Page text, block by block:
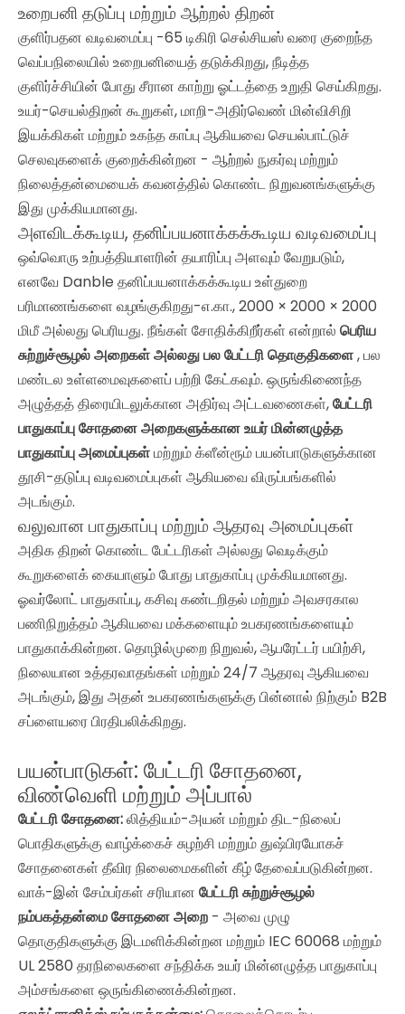
உறைபனி தடுப்பு மற்றும் ஆற்றல் திறன்
குளிர்பதன வடிவமைப்பு -65 டிகிரி செல்சியஸ் வரை குறைந்த
வெப்பநிலையில் உறைபனியைத் தடுக்கிறது, நீடித்த
குளிர்ச்சியின் போது சீரான காற்று ஓட்டத்தை உறுதி செய்கிறது.
உயர்-செயல்திறன் கூறுகள், மாறி-அதிர்வெண் மின்விசிறி
இயக்கிகள் மற்றும் உகந்த காப்பு ஆகியவை செயல்பாட்டுச்
செலவுகளைக் குறைக்கின்றன - ஆற்றல் நுகர்வு மற்றும்
நிலைத்தன்மையைக் கவனத்தில் கொண்ட நிறுவனங்களுக்கு
இது முக்கியமானது.
அளவிடக்கூடிய, தனிப்பயனாக்கக்கூடிய வடிவமைப்பு
ஒவ்வொரு உற்பத்தியாளரின் தயாரிப்பு அளவும் வேறுபடும்,
எனவே Danble தனிப்பயனாக்கக்கூடிய உள்துறை
பரிமாணங்களை வழங்குகிறது-எ.கா., 2000 × 2000 × 2000
மிமீ அல்லது பெரியது. நீங்கள் சோதிக்கிறீர்கள் என்றால் பெரிய
சுற்றுச்சூழல் அறைகள் அல்லது பல பேட்டரி தொகுதிகளை, பல
மண்டல உள்ளமைவுகளைப் பற்றி கேட்கவும். ஒருங்கிணைந்த
அழுத்தத் திரையிடலுக்கான அதிர்வு அட்டவணைகள்,பேட்டரி
பாதுகாப்பு சோதனை அறைகளுக்கான உயர் மின்னழுத்த
பாதுகாப்பு அமைப்புகள்மற்றும் க்ளீன்ரூம் பயன்பாடுகளுக்கான
தூசி-தடுப்பு வடிவமைப்புகள் ஆகியவை விருப்பங்களில்
அடங்கும்.
வலுவான பாதுகாப்பு மற்றும் ஆதரவு அமைப்புகள்
அதிக திறன் கொண்ட பேட்டரிகள் அல்லது வெடிக்கும்
கூறுகளைக் கையாளும் போது பாதுகாப்பு முக்கியமானது.
ஓவர்லோட் பாதுகாப்பு, கசிவு கண்டறிதல் மற்றும் அவசரகால
பணிநிறுத்தம் ஆகியவை மக்களையும் உபகரணங்களையும்
பாதுகாக்கின்றன. தொழில்முறை நிறுவல், ஆபரேட்டர் பயிற்சி,
நிலையான உத்தரவாதங்கள் மற்றும் 24/7 ஆதரவு ஆகியவை
அடங்கும், இது அதன் உபகரணங்களுக்கு பின்னால் நிற்கும் B2B
சப்ளையரை பிரதிபலிக்கிறது.
பயன்பாடுகள்: பேட்டரி சோதனை,
விண்வெளி மற்றும் அப்பால்
பேட்டரி சோதனை:லித்தியம்-அயன் மற்றும் திட-நிலைப்
பொதிகளுக்கு வாழ்க்கைச் சுழற்சி மற்றும் துஷ்பிரயோகச்
சோதனைகள் தீவிர நிலைமைகளின் கீழ் தேவைப்படுகின்றன.
வாக்-இன் சேம்பர்கள் சரியான பேட்டரி சுற்றுச்சூழல்
நம்பகத்தன்மை சோதனை அறை - அவை முழு
தொகுதிகளுக்கு இடமளிக்கின்றன மற்றும் IEC 60068 மற்றும்
UL 2580 தரநிலைகளை சந்திக்க உயர் மின்னழுத்த பாதுகாப்பு
அம்சங்களை ஒருங்கிணைக்கின்றன.